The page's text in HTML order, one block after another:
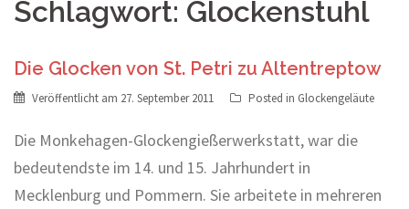
Schlagwort: Glockenstuhl
Die Glocken von St. Petri zu Altentreptow
Veröffentlicht am 27. September 2011 Posted in Glockengeläute
Die Monkehagen-Glockengießerwerkstatt, war die
bedeutendste im 14. und 15. Jahrhundert in
Mecklenburg und Pommern. Sie arbeitete in mehreren